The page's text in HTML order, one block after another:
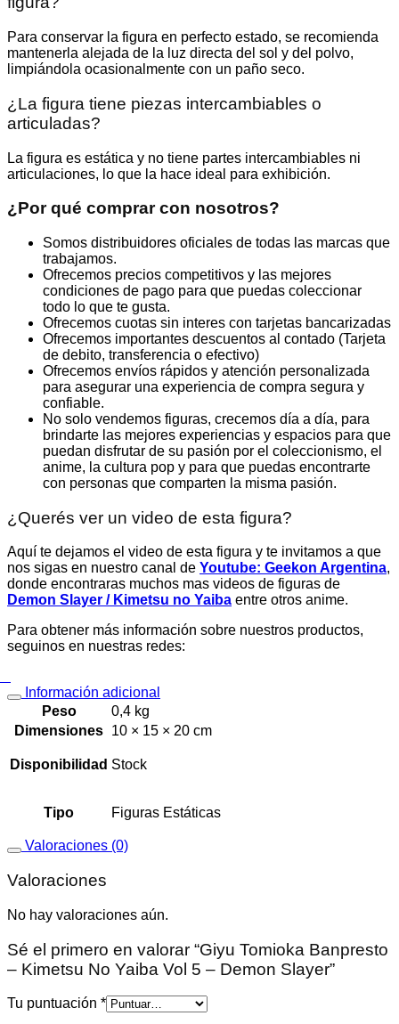
Para conservar la figura en perfecto estado, se recomienda
mantenerla alejada de la luz directa del sol y del polvo,
limpiándola ocasionalmente con un paño seco.
¿La figura tiene piezas intercambiables o
articuladas?
La figura es estática y no tiene partes intercambiables ni
articulaciones, lo que la hace ideal para exhibición.
¿Por qué comprar con nosotros?
Somos distribuidores oficiales de todas las marcas que
trabajamos.
Ofrecemos precios competitivos y las mejores
condiciones de pago para que puedas coleccionar
todo lo que te gusta.
Ofrecemos cuotas sin interes con tarjetas bancarizadas
Ofrecemos importantes descuentos al contado (Tarjeta
de debito, transferencia o efectivo)
Ofrecemos envíos rápidos y atención personalizada
para asegurar una experiencia de compra segura y
confiable.
No solo vendemos figuras, crecemos día a día, para
brindarte las mejores experiencias y espacios para que
puedan disfrutar de su pasión por el coleccionismo, el
anime, la cultura pop y para que puedas encontrarte
con personas que comparten la misma pasión.
¿Querés ver un video de esta figura?
Aquí te dejamos el video de esta figura y te invitamos a que
nos sigas en nuestro canal de Youtube: Geekon Argentina,
donde encontraras muchos mas videos de figuras de
Demon Slayer / Kimetsu no Yaiba entre otros anime.
Para obtener más información sobre nuestros productos,
seguinos en nuestras redes:
Información adicional
Peso
0,4 kg
Dimensiones 10 × 15 × 20 cm
Disponibilidad Stock
Tipo Figuras Estáticas
Valoraciones (0)
Valoraciones
No hay valoraciones aún.
Sé el primero en valorar “Giyu Tomioka Banpresto
– Kimetsu No Yaiba Vol 5 – Demon Slayer”
Tu puntuación *